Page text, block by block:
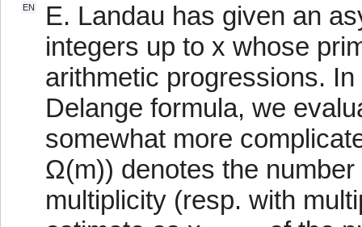
EN
E. Landau has given an
integers up to x whose
arithmetic progressions.
Delange formula, we
somewhat more
Ω(m)) denotes the
multiplicity (resp. with